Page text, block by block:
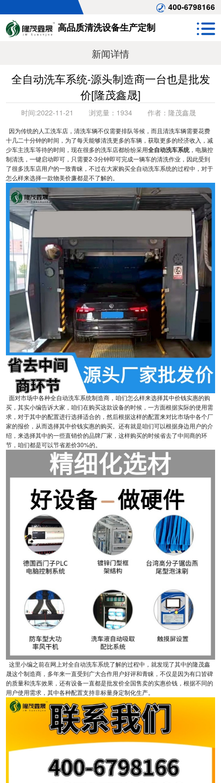
400-6798166
高品质清洗设备生产定制
新闻详情
全自动洗车系统-源头制造商一台也是批发
价[隆茂鑫晟]
时间:2022-11-21 浏览量： 1934 作者： 隆茂鑫晟
因为传统的人工洗车店，清洗车辆不仅需要排队等候，而且清洗车辆需要花费
十几二十分钟的时间，为了每天能够清洗更多的车辆，获取更多的经济收入，减
少车主洗车等待的时间，现在很多的洗车店都纷纷采用全自动洗车系统，电脑控
制清洗，一键启动即可，只需要2-3分钟即可完成一辆车的清洗作业，因此受到
了很多洗车店用户的一致青睐，不过在大家购买全自动洗车系统的过程中，对于
怎么样来选择一款物美价廉都是不了解的。
面对市场中各种全自动洗车系统制造商，咱们怎么样来选择其中价钱实惠的购
买，其实小编告诉大家，咱们在购买这款设备的时候，一方面根据实际的使用需
求，对于其中的配置进行选择适合的，然后根据这样的配置来对比市场中各个厂
家的报价，从而选择其中价钱实惠的购买。还有就是咱们可以根据身边用户的介
绍，来选择其中的一些直销价的品牌厂家，这样购买的时候省去了中间商的环
节，咱们都是可以节省差价30%的。
这里小编之前在网上对全自动洗车系统了解的过程中，就发现了其中的隆茂鑫
晟这个制造商，多年来一直受到广大合作用户好评和青睐，不仅是因为有口皆碑
的质量和洗车效果，还有设备一直都是批发价全国售卖的实惠价钱，根据不同的
用户使用需求，其中各种配置支持非标量身定制化生产。